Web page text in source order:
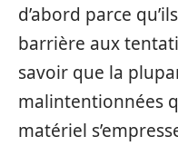
d’abord parce
barrière aux
savoir que la
malintentionnées
matériel